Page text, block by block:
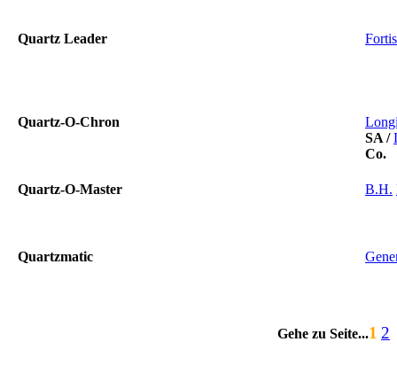
Quartz Leader Fortis
Quartz-O-Chron
SA /
Co.
Quartz-O-Master B.H.
Quartzmatic
Gehe zu Seite...1 2